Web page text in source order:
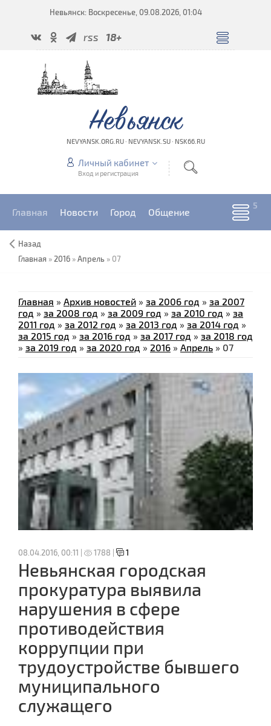
Невьянск: Воскресенье, 09.08.2026, 01:04
rss 18+
Невьянск
NEVYANSK.ORG.RU · NEVYANSK.SU · NSK66.RU
Личный кабинет
Вход и регистрация
Главная Новости Город Общение
Назад
Главная » 2016 »Апрель » 07
Главная » Архив новостей » за 2006 год » за 2007
год » за 2008 год » за 2009 год » за 2010 год » за
2011 год » за 2012 год » за 2013 год » за 2014 год »
за 2015 год » за 2016 год » за 2017 год » за 2018 год
» за 2019 год » за 2020 год » 2016 » Апрель » 07
08.04.2016, 00:11 | 1788 | 1
Невьянская городская
прокуратура выявила
нарушения в сфере
противодействия
коррупции при
трудоустройстве бывшего
муниципального
служащего